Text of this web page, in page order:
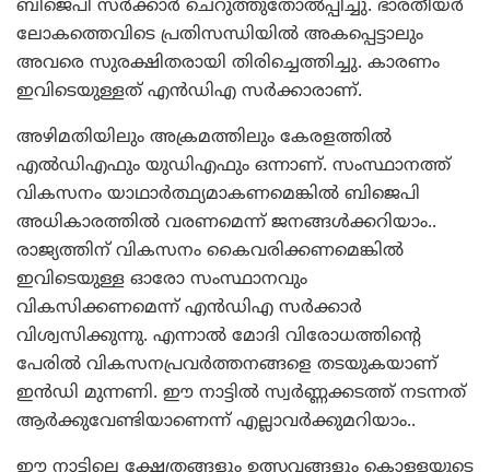
ബിജെപി സര്‍ക്കാര്‍ ചെറുത്തുതോല്‍പ്പിച്ചു. ഭാരതീയര്‍
ലോകത്തെവിടെ പ്രതിസന്ധിയില്‍ അകപ്പെട്ടാലും
അവരെ സുരക്ഷിതരായി തിരിച്ചെത്തിച്ചു. കാരണം
ഇവിടെയുള്ളത് എന്‍ഡിഎ സര്‍ക്കാരാണ്.
അഴിമതിയിലും അക്രമത്തിലും കേരളത്തില്‍
എല്‍ഡിഎഫും യുഡിഎഫും ഒന്നാണ്. സംസ്ഥാനത്ത്
വികസനം യാഥാര്‍ത്ഥ്യമാകണമെങ്കില്‍ ബിജെപി
അധികാരത്തില്‍ വരണമെന്ന് ജനങ്ങള്‍ക്കറിയാം..
രാജ്യത്തിന് വികസനം കൈവരിക്കണമെങ്കില്‍
ഇവിടെയുള്ള ഓരോ സംസ്ഥാനവും
വികസിക്കണമെന്ന് എന്‍ഡിഎ സര്‍ക്കാര്‍
വിശ്വസിക്കുന്നു. എന്നാല്‍ മോദി വിരോധത്തിന്റെ
പേരില്‍ വികസനപ്രവര്‍ത്തനങ്ങളെ തടയുകയാണ്
ഇന്‍ഡി മുന്നണി. ഈ നാട്ടില്‍ സ്വര്‍ണ്ണക്കടത്ത് നടന്നത്
ആര്‍ക്കുവേണ്ടിയാണെന്ന് എല്ലാവര്‍ക്കുമറിയാം..